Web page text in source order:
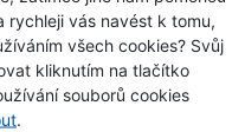
vás navést k tomu,
všech cookies? Svůj
kliknutím na tlačítko
souborů cookies
G Bump Ghost